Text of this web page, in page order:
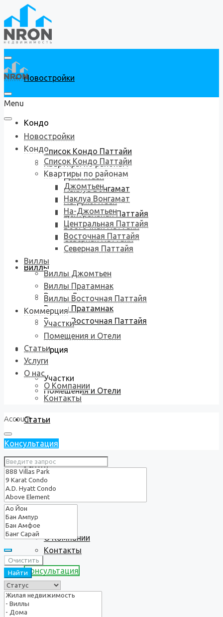
Новостройки
Кондо
Список Кондо Паттайи
Квартиры по районам
Джомтьен
Наклуа Вонгамат
На-Джомтьен
Центральная Паттайя
Восточная Паттайя
Северная Паттайя
Виллы
Виллы Джомтьен
Виллы Пратамнак
Виллы Восточная Паттайя
Коммерция
Участки
Помещения и Отели
Статьи
Услуги
О нас
О Компании
Контакты
Консультация
Menu
Новостройки
Кондо
Список Кондо Паттайи
Квартиры по районам
Джомтьен
Наклуа Вонгамат
На-Джомтьен
Центральная Паттайя
Восточная Паттайя
Северная Паттайя
Виллы
Виллы Джомтьен
Виллы Пратамнак
Виллы Восточная Паттайя
Коммерция
Участки
Помещения и Отели
Статьи
Услуги
О нас
О Компании
Контакты
Account
Консультация
Очистить
Найти